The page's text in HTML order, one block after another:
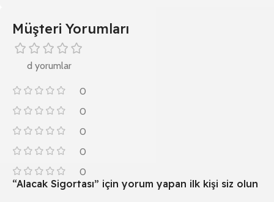
Müşteri Yorumları
d yorumlar
0
0
0
0
0
“Alacak Sigortası” için yorum yapan ilk kişi siz olun